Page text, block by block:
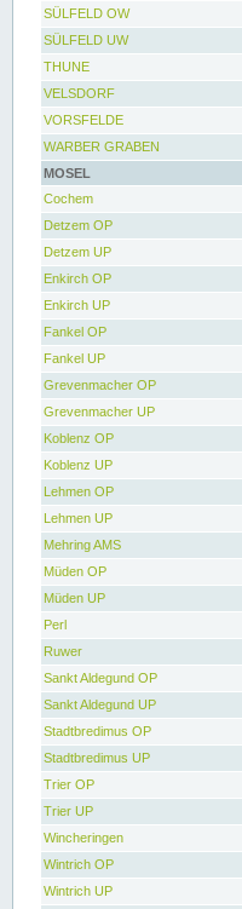
SÜLFELD OW
SÜLFELD UW
THUNE
VELSDORF
VORSFELDE
WARBER GRABEN
MOSEL
Cochem
Detzem OP
Detzem UP
Enkirch OP
Enkirch UP
Fankel OP
Fankel UP
Grevenmacher OP
Grevenmacher UP
Koblenz OP
Koblenz UP
Lehmen OP
Lehmen UP
Mehring AMS
Müden OP
Müden UP
Perl
Ruwer
Sankt Aldegund OP
Sankt Aldegund UP
Stadtbredimus OP
Stadtbredimus UP
Trier OP
Trier UP
Wincheringen
Wintrich OP
Wintrich UP